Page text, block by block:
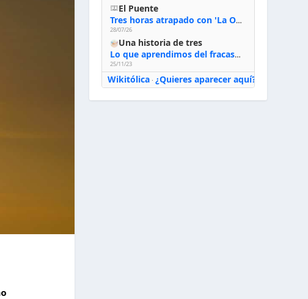
El Puente
Tres horas atrapado con 'La Odisea' de Nolan
28/07/26
Una historia de tres
Lo que aprendimos del fracaso al emprender
25/11/23
Wikitólica· ¿Quieres aparecer aquí?